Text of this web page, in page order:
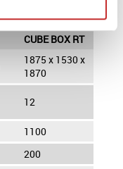
CUBE BOX RT
1875 x 1530 x
1870
12
1100
200